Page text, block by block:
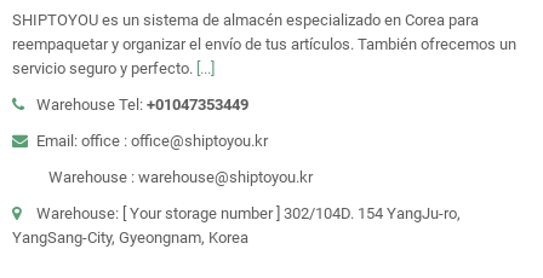
SHIPTOYOU es un sistema de almacén especializado en Corea para
reempaquetar y organizar el envío de tus artículos. También ofrecemos un
servicio seguro y perfecto. [...]
Warehouse Tel: +01047353449
Email: office : office@shiptoyou.kr
Warehouse : warehouse@shiptoyou.kr
Warehouse: [ Your storage number ] 302/104D. 154 YangJu-ro,
YangSang-City, Gyeongnam, Korea